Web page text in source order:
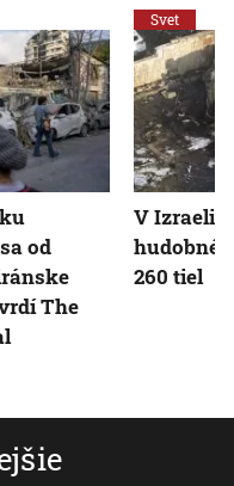
od
The
Svet
V Izraeli,
260 tiel